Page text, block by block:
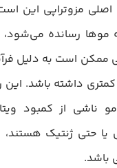
مزوتراپی این
موها رسانده
ممکن است به دلیل
کمتری داشته باشد.
ناشی از کمبود
یا حتی ژنتیک هستند،
باشد.